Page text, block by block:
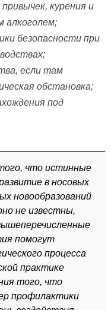
курения и
алкоголем;
безопасности при
если там
обстановка;
под
что истинные
в носовых
новообразований
не известны,
помогут
процесса
практике
того, что
профилактики